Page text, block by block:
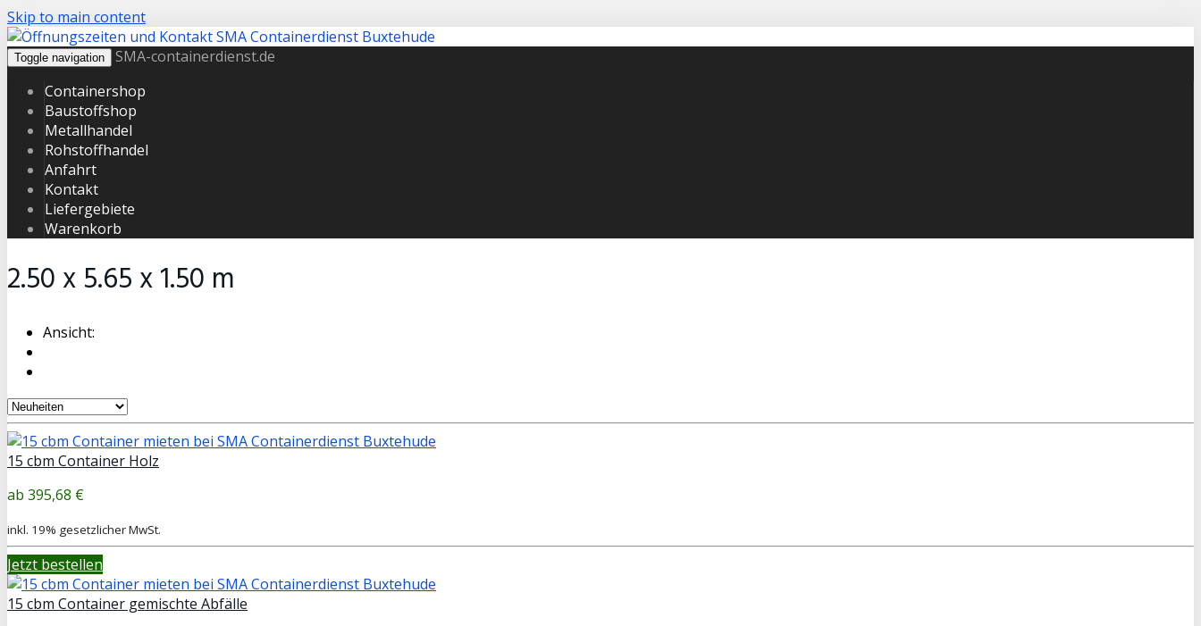
Skip to main content
Toggle navigation
SMA-containerdienst.de
Containershop
Baustoffshop
Metallhandel
Rohstoffhandel
Anfahrt
Kontakt
Liefergebiete
Warenkorb
2.50 x 5.65 x 1.50 m
Ansicht:
15 cbm Container Holz
395,68 €
inkl. 19% gesetzlicher MwSt.
Jetzt bestellen
15 cbm Container gemischte Abfälle